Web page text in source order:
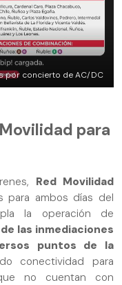
por concierto de AC/DC
para
Red Movilidad
para ambos días del
la operación de
las inmediaciones
puntos de la
conectividad para
no cuentan con